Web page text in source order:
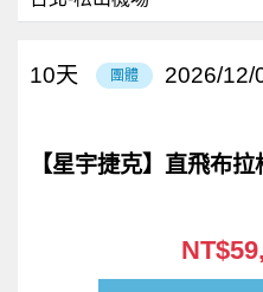
團體 2026/12/
10天
【星宇捷克】直飛布